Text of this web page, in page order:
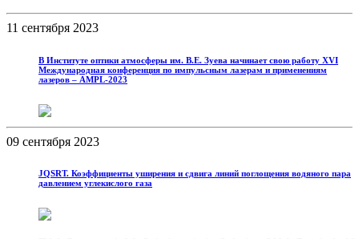
11 сентября 2023
В Институте оптики атмосферы им. В.Е. Зуева начинает свою работу XVI
Международная конференция по импульсным лазерам и применениям
лазеров – AMPL-2023
09 сентября 2023
JQSRT. Коэффициенты уширения и сдвига линий поглощения водяного пара
давлением углекислого газа